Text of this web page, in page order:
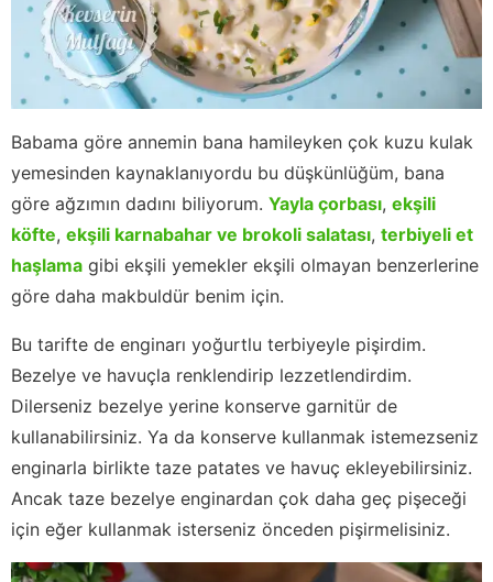
Babama göre annemin bana hamileyken çok kuzu kulak
yemesinden kaynaklanıyordu bu düşkünlüğüm, bana
göre ağzımın dadını biliyorum. Yayla çorbası, ekşili
köfte, ekşili karnabahar ve brokoli salatası, terbiyeli et
haşlama gibi ekşili yemekler ekşili olmayan benzerlerine
göre daha makbuldür benim için.
Bu tarifte de enginarı yoğurtlu terbiyeyle pişirdim.
Bezelye ve havuçla renklendirip lezzetlendirdim.
Dilerseniz bezelye yerine konserve garnitür de
kullanabilirsiniz. Ya da konserve kullanmak istemezseniz
enginarla birlikte taze patates ve havuç ekleyebilirsiniz.
Ancak taze bezelye enginardan çok daha geç pişeceği
için eğer kullanmak isterseniz önceden pişirmelisiniz.